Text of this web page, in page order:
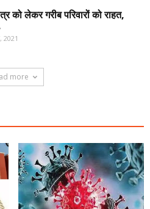
को लेकर गरीब परिवारों को राहत,
2021
more